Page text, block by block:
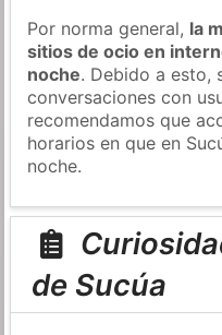
Por norma general, la
sitios de ocio en
noche. Debido a esto,
conversaciones con
recomendamos que
horarios en que en
noche.
de Sucúa